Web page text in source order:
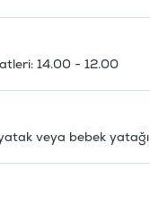
14.00 - 12.00
veya bebek yatağı